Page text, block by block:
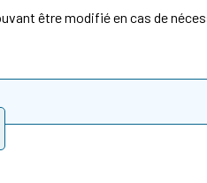
être modifié en cas de